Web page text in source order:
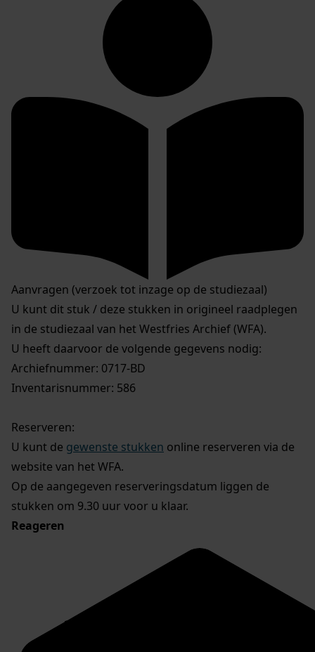
Aanvragen (verzoek tot inzage op de studiezaal)
U kunt dit stuk / deze stukken in origineel raadplegen
in de studiezaal van het Westfries Archief (WFA).
U heeft daarvoor de volgende gegevens nodig:
Archiefnummer: 0717-BD
Inventarisnummer: 586
Reserveren:
U kunt de gewenste stukken online reserveren via de
website van het WFA.
Op de aangegeven reserveringsdatum liggen de
stukken om 9.30 uur voor u klaar.
Reageren